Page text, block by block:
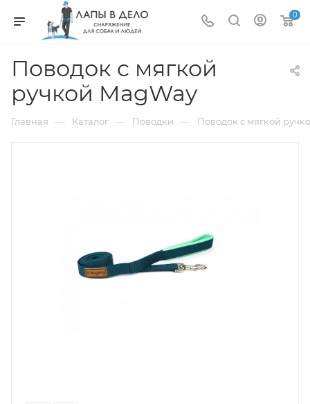
0
Поводок c мягкой
ручкой MagWay
Главная — Каталог — Поводки — Поводок c мягкой